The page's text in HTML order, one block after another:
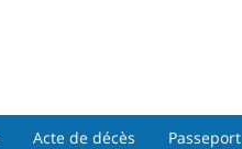
Acte de décès Passeport